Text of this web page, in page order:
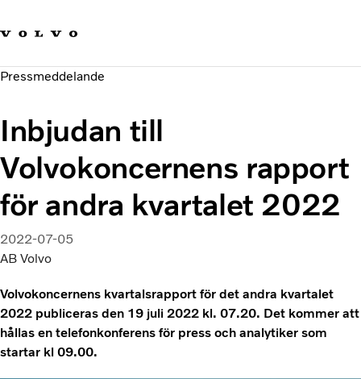
Hållbara transporter
Investerare
Pressmeddelande
Inbjudan till
Volvokoncernens rapport
för andra kvartalet 2022
2022-07-05
AB Volvo
Volvokoncernens kvartalsrapport för det andra kvartalet
2022 publiceras den 19 juli 2022 kl. 07.20. Det kommer att
hållas en telefonkonferens för press och analytiker som
startar kl 09.00.